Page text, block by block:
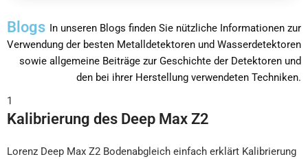
Blogs In unseren Blogs finden Sie nützliche Informationen zur
Verwendung der besten Metalldetektoren und Wasserdetektoren
sowie allgemeine Beiträge zur Geschichte der Detektoren und
den bei ihrer Herstellung verwendeten Techniken.
1
Kalibrierung des Deep Max Z2
Lorenz Deep Max Z2 Bodenabgleich einfach erklärt Kalibrierung